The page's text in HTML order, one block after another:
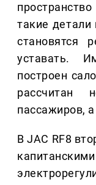
такие
становятся
уставать.
построен
рассчитан
пассажиров,
В JAC RF8